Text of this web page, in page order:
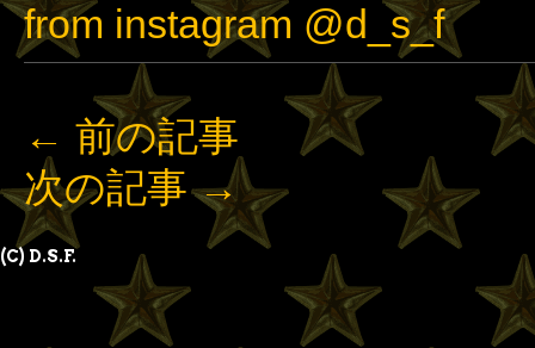
from instagram @d_s_f
← 前の記事
次の記事→
(C) D.S.F.